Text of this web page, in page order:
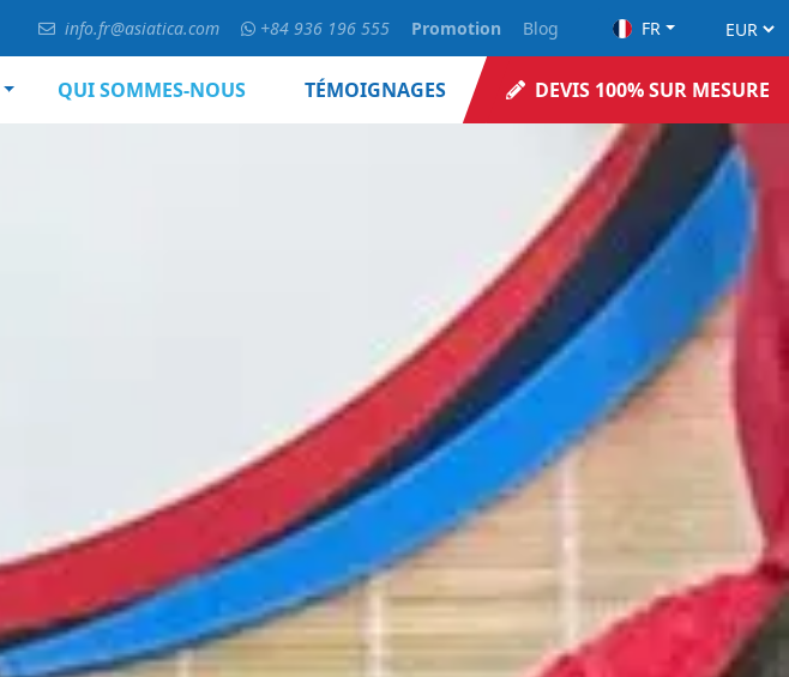
info.fr@asiatica.com +84 936 196 555 Promotion Blog FR
QUI SOMMES-NOUS TÉMOIGNAGES DEVIS 100% SUR MESURE